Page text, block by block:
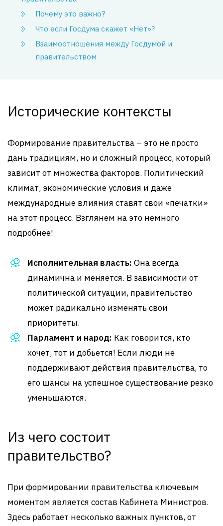
Почему это важно?
Что если Госдума скажет «Нет»?
Взаимоотношения между Госдумой и
правительством
Исторические контексты
Формирование правительства – это не просто
дань традициям, но и сложный процесс, который
зависит от множества факторов. Политический
климат, экономические условия и даже
международные влияния ставят свои «печатки»
на этот процесс. Взглянем на это немного
подробнее!
Исполнительная власть: Она всегда
динамична и меняется. В зависимости от
политической ситуации, правительство
может радикально изменять свои
приоритеты.
Парламент и народ: Как говорится, кто
хочет, тот и добьется! Если люди не
поддерживают действия правительства, то
его шансы на успешное существование резко
уменьшаются.
Из чего состоит
правительство?
При формировании правительства ключевым
моментом является состав Кабинета Министров.
Здесь работает несколько важных пунктов, от